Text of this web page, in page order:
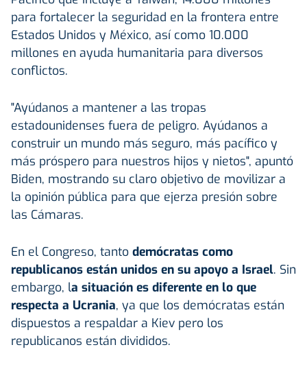
para fortalecer la seguridad en la frontera entre
Estados Unidos y México, así como 10.000
millones en ayuda humanitaria para diversos
conflictos.
"Ayúdanos a mantener a las tropas
estadounidenses fuera de peligro. Ayúdanos a
construir un mundo más seguro, más pacífico y
más próspero para nuestros hijos y nietos", apuntó
Biden, mostrando su claro objetivo de movilizar a
la opinión pública para que ejerza presión sobre
las Cámaras.
En el Congreso, tanto demócratas como
republicanos están unidos en su apoyo a Israel. Sin
embargo, la situación es diferente en lo que
respecta a Ucrania, ya que los demócratas están
dispuestos a respaldar a Kiev pero los
republicanos están divididos.